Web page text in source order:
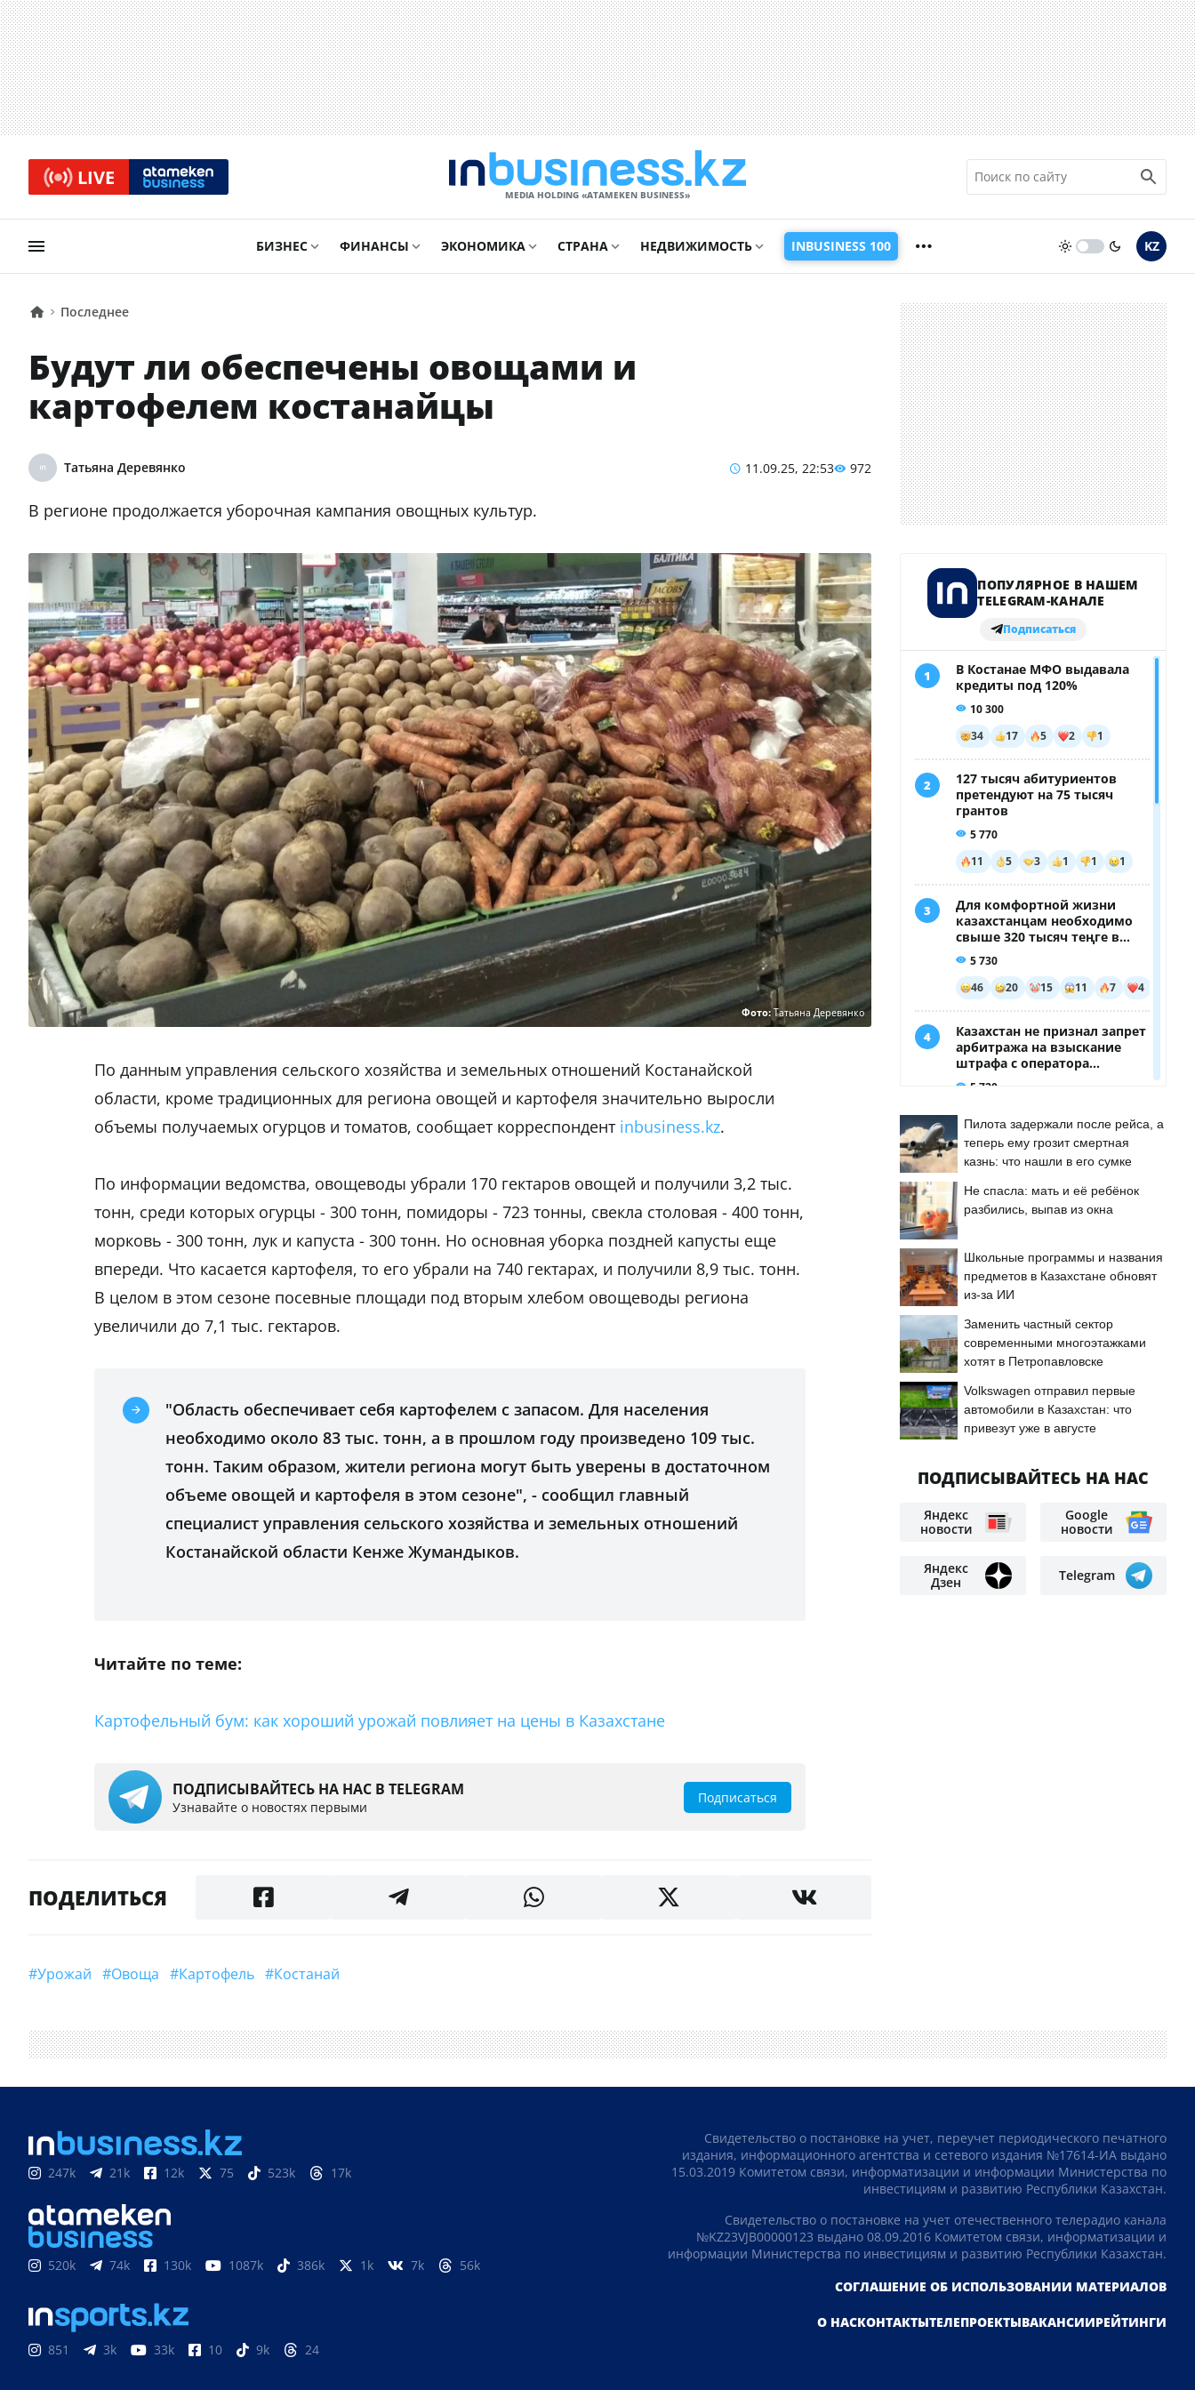
LIVE
MEDIA HOLDING «ATAMEKЕN BUSINESS»
БИЗНЕС ФИНАНСЫ ЭКОНОМИКА СТРАНА НЕДВИЖИМОСТЬ INBUSINESS 100 KZ
Последнее
Будут ли обеспечены овощами и
картофелем костанайцы
Татьяна Деревянко 11.09.25, 22:53 972
В регионе продолжается уборочная кампания овощных культур.
Фото:Татьяна Деревянко
По данным управления сельского хозяйства и земельных отношений Костанайской
области, кроме традиционных для региона овощей и картофеля значительно выросли
объемы получаемых огурцов и томатов, сообщает корреспондент inbusiness.kz.
По информации ведомства, овощеводы убрали 170 гектаров овощей и получили 3,2 тыс.
тонн, среди которых огурцы - 300 тонн, помидоры - 723 тонны, свекла столовая - 400 тонн,
морковь - 300 тонн, лук и капуста - 300 тонн. Но основная уборка поздней капусты еще
впереди. Что касается картофеля, то его убрали на 740 гектарах, и получили 8,9 тыс. тонн.
В целом в этом сезоне посевные площади под вторым хлебом овощеводы региона
увеличили до 7,1 тыс. гектаров.
"Область обеспечивает себя картофелем с запасом. Для населения
необходимо около 83 тыс. тонн, а в прошлом году произведено 109 тыс.
тонн. Таким образом, жители региона могут быть уверены в достаточном
объеме овощей и картофеля в этом сезоне", - сообщил главный
специалист управления сельского хозяйства и земельных отношений
Костанайской области Кенже Жумандыков.
Читайте по теме:
Картофельный бум: как хороший урожай повлияет на цены в Казахстане
ПОДПИСЫВАЙТЕСЬ НА НАС В TELEGRAM
Узнавайте о новостях первыми
Подписаться
ПОДЕЛИТЬСЯ
#урожай #овоща #картофель #Костанай
Пилота задержали после рейса, а
теперь ему грозит смертная
казнь: что нашли в его сумке
Не спасла: мать и её ребёнок
разбились, выпав из окна
Школьные программы и названия
предметов в Казахстане обновят
из-за ИИ
Заменить частный сектор
современными многоэтажками
хотят в Петропавловске
Volkswagen отправил первые
автомобили в Казахстан: что
привезут уже в августе
ПОДПИСЫВАЙТЕСЬ НА НАС
Яндекс
новости
Google
новости
Яндекс
Дзен
Telegram
247k 21k 12k 75 523k 17k
520k 74k 130k 1087k 386k 1k 7k 56k
851 3k 33k 10 9k 24
Свидетельство о постановке на учет, переучет периодического печатного
издания, информационного агентства и сетевого издания №17614-ИА выдано
15.03.2019 Комитетом связи, информатизации и информации Министерства по
инвестициям и развитию Республики Казахстан.
Свидетельство о постановке на учет отечественного телерадио канала
№KZ23VJB00000123 выдано 08.09.2016 Комитетом связи, информатизации и
информации Министерства по инвестициям и развитию Республики Казахстан.
СОГЛАШЕНИЕ ОБ ИСПОЛЬЗОВАНИИ МАТЕРИАЛОВ
О НАСКОНТАКТЫТЕЛЕПРОЕКТЫВАКАНСИИРЕЙТИНГИ